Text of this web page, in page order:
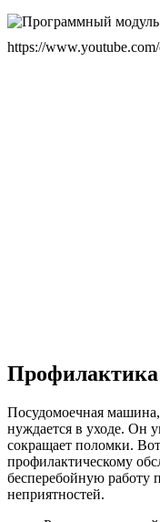
https://
Профилактика
Посудомоечная
нуждается в уходе. Он
сокращает поломки.
профилактическому
бесперебойную работу
неприятностей.